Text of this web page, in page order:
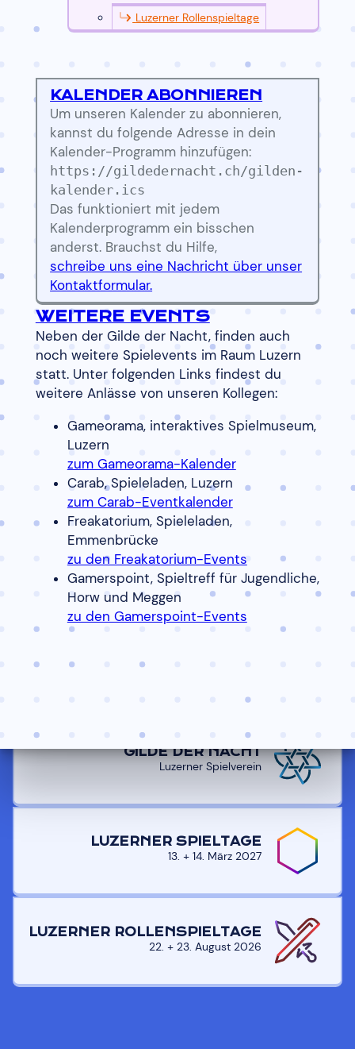
Luzerner Rollenspieltage
KALENDER ABONNIEREN
Um unseren Kalender zu abonnieren,
kannst du folgende Adresse in dein
Kalender-Programm hinzufügen:
https://gildedernacht.ch/gilden-
kalender.ics
Das funktioniert mit jedem
Kalenderprogramm ein bisschen
anderst. Brauchst du Hilfe,
schreibe uns eine Nachricht über unser
Kontaktformular.
WEITERE EVENTS
Neben der Gilde der Nacht, finden auch
noch weitere Spielevents im Raum Luzern
statt. Unter folgenden Links findest du
weitere Anlässe von unseren Kollegen:
Gameorama, interaktives Spielmuseum,
Luzern
zum Gameorama-Kalender
Carab, Spieleladen, Luzern
zum Carab-Eventkalender
Freakatorium, Spieleladen,
Emmenbrücke
zu den Freakatorium-Events
Gamerspoint, Spieltreff für Jugendliche,
Horw und Meggen
zu den Gamerspoint-Events
UNSER NETZWERK
GILDE DER NACHT
Luzerner Spielverein
LUZERNER SPIELTAGE
13. + 14. März 2027
LUZERNER ROLLENSPIELTAGE
22. + 23. August 2026